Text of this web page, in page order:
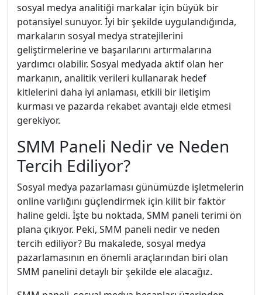
sosyal medya analitiği markalar için büyük bir
potansiyel sunuyor. İyi bir şekilde uygulandığında,
markaların sosyal medya stratejilerini
geliştirmelerine ve başarılarını artırmalarına
yardımcı olabilir. Sosyal medyada aktif olan her
markanın, analitik verileri kullanarak hedef
kitlelerini daha iyi anlaması, etkili bir iletişim
kurması ve pazarda rekabet avantajı elde etmesi
gerekiyor.
SMM Paneli Nedir ve Neden
Tercih Ediliyor?
Sosyal medya pazarlaması günümüzde işletmelerin
online varlığını güçlendirmek için kilit bir faktör
haline geldi. İşte bu noktada, SMM paneli terimi ön
plana çıkıyor. Peki, SMM paneli nedir ve neden
tercih ediliyor? Bu makalede, sosyal medya
pazarlamasının en önemli araçlarından biri olan
SMM panelini detaylı bir şekilde ele alacağız.